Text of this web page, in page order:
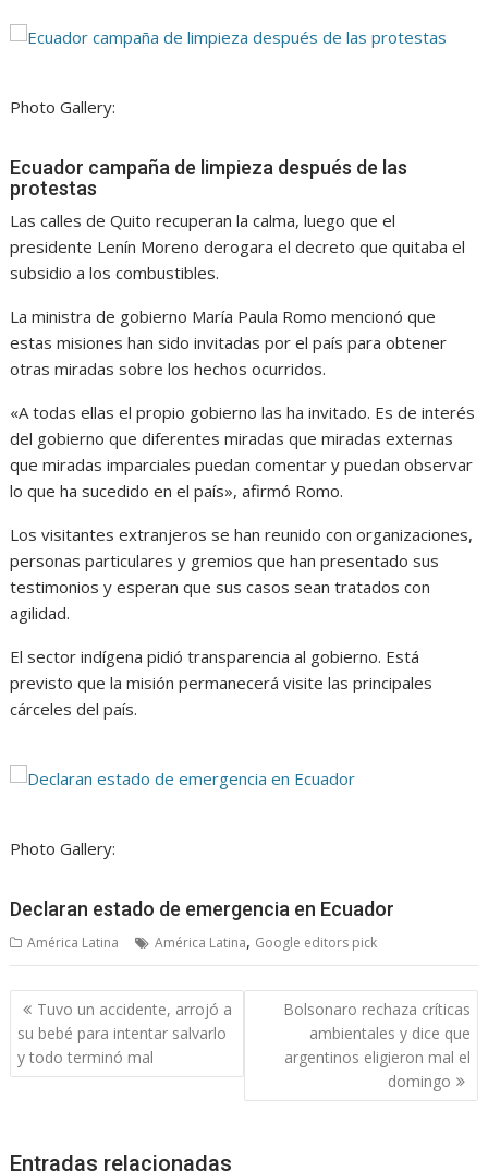
Photo Gallery:
Ecuador campaña de limpieza después de las
protestas
Las calles de Quito recuperan la calma, luego que el
presidente Lenín Moreno derogara el decreto que quitaba el
subsidio a los combustibles.
La ministra de gobierno María Paula Romo mencionó que
estas misiones han sido invitadas por el país para obtener
otras miradas sobre los hechos ocurridos.
«A todas ellas el propio gobierno las ha invitado. Es de interés
del gobierno que diferentes miradas que miradas externas
que miradas imparciales puedan comentar y puedan observar
lo que ha sucedido en el país», afirmó Romo.
Los visitantes extranjeros se han reunido con organizaciones,
personas particulares y gremios que han presentado sus
testimonios y esperan que sus casos sean tratados con
agilidad.
El sector indígena pidió transparencia al gobierno. Está
previsto que la misión permanecerá visite las principales
cárceles del país.
Photo Gallery:
Declaran estado de emergencia en Ecuador
América Latina América Latina, Google editors pick
Navegación
de
entradas
Tuvo un accidente, arrojó a
su bebé para intentar salvarlo
y todo terminó mal
Bolsonaro rechaza críticas
ambientales y dice que
argentinos eligieron mal el
domingo
Entradas relacionadas